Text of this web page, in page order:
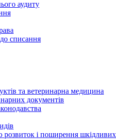
аудиту
списання
та ветеринарна медицина
документів
і поширення шкідливих